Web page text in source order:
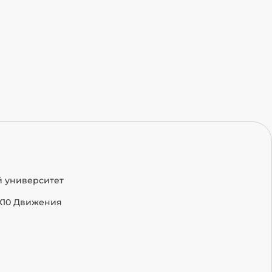
университет
Движения